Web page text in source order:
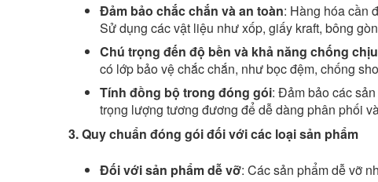
Đảm bảo chắc chắn và an toàn: Hàng hóa cần
Sử dụng các vật liệu như xốp, giấy kraft, bông
Chú trọng đến độ bền và khả năng chống chịu
có lớp bảo vệ chắc chắn, như bọc đệm, chống
Tính đồng bộ trong đóng gói: Đảm bảo các
trọng lượng tương đương để dễ dàng phân phối
3. Quy chuẩn đóng gói đối với các loại sản phẩm
Đối với sản phẩm dễ vỡ: Các sản phẩm dễ vỡ